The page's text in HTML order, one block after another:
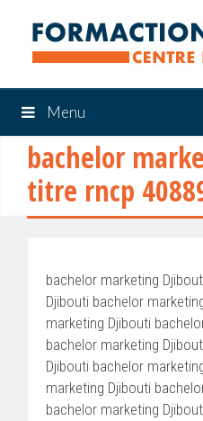
Menu
bachelor
titre rncp
bachelor marketing
Djibouti bachelor
marketing Djibouti
bachelor marketing
Djibouti bachelor
marketing Djibouti
bachelor marketing